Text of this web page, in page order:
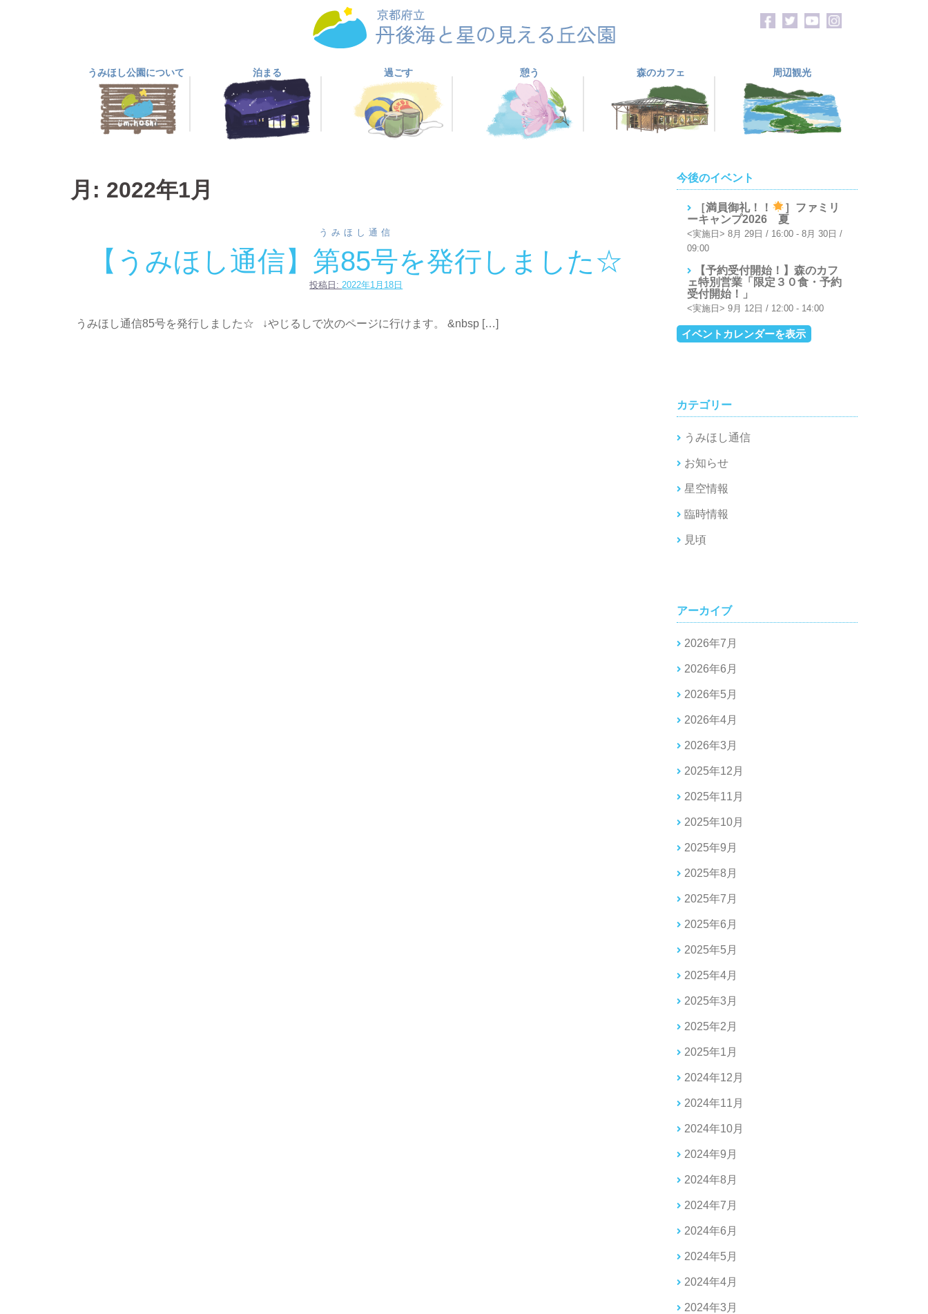
うみほし公園について 泊まる 過ごす 憩う 森のカフェ 周辺観光
月: 2022年1月
うみほし通信
【うみほし通信】第85号を発行しました☆
投稿日:2022年1月18日
うみほし通信85号を発行しました☆ ↓やじるしで次のページに行けます。 &nbsp […]
今後のイベント
［満員御礼！！
］ファミリ
ーキャンプ2026 夏
8月 29日 / 16:00- 8月 30日 /
09:00
【予約受付開始！】森のカフ
ェ特別営業「限定３０食・予約
受付開始！」
9月 12日 / 12:00- 14:00
イベントカレンダーを表示
カテゴリー
うみほし通信
お知らせ
星空情報
臨時情報
見頃
アーカイブ
2026年7月
2026年6月
2026年5月
2026年4月
2026年3月
2025年12月
2025年11月
2025年10月
2025年9月
2025年8月
2025年7月
2025年6月
2025年5月
2025年4月
2025年3月
2025年2月
2025年1月
2024年12月
2024年11月
2024年10月
2024年9月
2024年8月
2024年7月
2024年6月
2024年5月
2024年4月
2024年3月